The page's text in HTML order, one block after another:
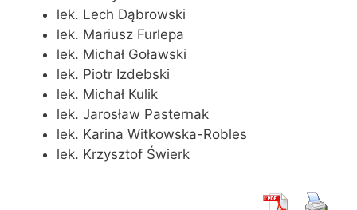
lek. Lech Dąbrowski
lek. Mariusz Furlepa
lek. Michał Goławski
lek. Piotr Izdebski
lek. Michał Kulik
lek. Jarosław Pasternak
lek. Karina Witkowska-Robles
lek. Krzysztof Świerk